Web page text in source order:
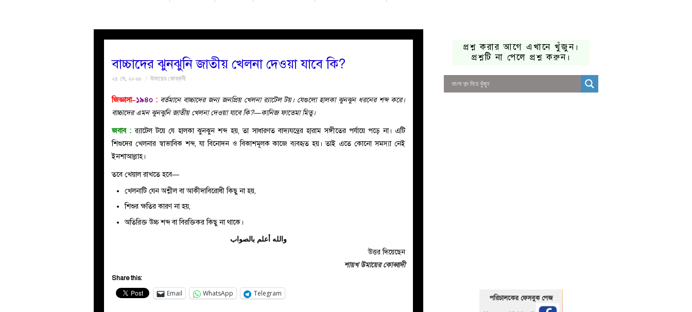
বাচ্চাদের ঝুনঝুনি জাতীয় খেলনা দেওয়া যাবে কি?
২৫ মে, ২০২৬ উমায়ের কোব্বাদী
জিজ্ঞাসা–১৯৪০ : বর্তমানে বাচ্চাদের জন্য জনপ্রিয় খেলনা র‍্যাটেল টয়। যেগুলো হালকা ঝুনঝুন ধরনের শব্দ করে।
বাচ্চাদের এমন ঝুনঝুনি জাতীয় খেলনা দেওয়া যাবে কি?—কানিজ ফাতেমা মিতু।
জবাব : র‍্যাটেল টয়ে যে হালকা ঝুনঝুন শব্দ হয়, তা সাধারণত বাদ্যযন্ত্রের হারাম সঙ্গীতের পর্যায়ে পড়ে না। এটি
শিশুদের খেলনার স্বাভাবিক শব্দ, যা বিনোদন ও বিকাশমূলক কাজে ব্যবহৃত হয়। তাই এতে কোনো সমস্যা নেই
ইনশাআল্লাহ।
তবে খেয়াল রাখতে হবে—
খেলনাটি যেন অশ্লীল বা আকীদাবিরোধী কিছু না হয়,
শিশুর ক্ষতির কারণ না হয়,
অতিরিক্ত উচ্চ শব্দ বা বিরক্তিকর কিছু না থাকে।
والله أعلم بالصواب
উত্তর দিয়েছেন
শায়খ উমায়ের কোব্বাদী
Share this:
Email WhatsApp Telegram
প্রশ্ন করার আগে এখানে খুঁজুন।
প্রশ্নটি না পেলে প্রশ্ন করুন।
পরিচালকের ফেসবুক পেজ